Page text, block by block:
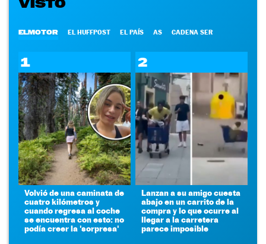
ELMOTOR EL HUFFPOST EL PAÍS AS CADENA SER
1
Volvió de una caminata de
cuatro kilómetros y
cuando regresa al coche
se encuentra con esto: no
podía creer la 'sorpresa'
2
Lanzan a su amigo cuesta
abajo en un carrito de la
compra y lo que ocurre al
llegar a la carretera
parece imposible